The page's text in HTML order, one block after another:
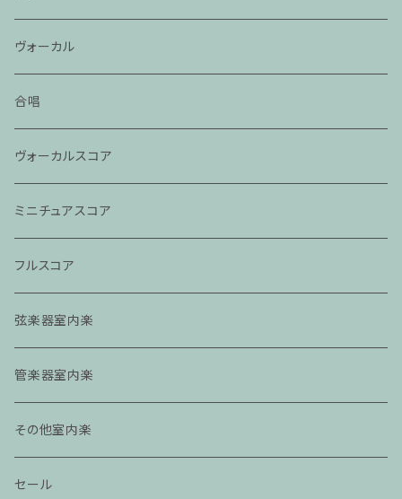
ヴォーカル
合唱
ヴォーカルスコア
ミニチュアスコア
フルスコア
弦楽器室内楽
管楽器室内楽
その他室内楽
セール